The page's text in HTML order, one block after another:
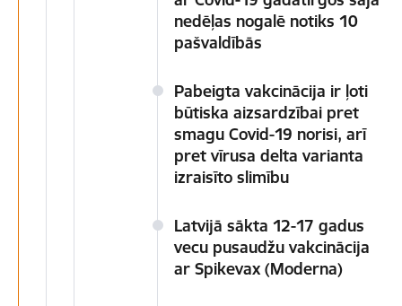
nedēļas nogalē notiks 10
pašvaldībās
​​​​​​​Pabeigta vakcinācija ir ļoti
būtiska aizsardzībai pret
smagu Covid-19 norisi, arī
pret vīrusa delta varianta
izraisīto slimību
Latvijā sākta 12-17 gadus
vecu pusaudžu vakcinācija
ar Spikevax (Moderna)